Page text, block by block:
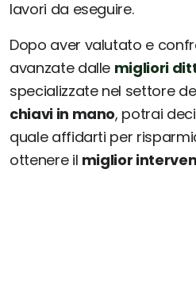
lavori da eseguire.
Dopo aver valutato e
avanzate dalle migliori
specializzate nel settore
chiavi in mano, potrai
quale affidarti per
ottenere il miglior